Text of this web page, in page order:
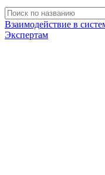
Взаимодействие в
Экспертам